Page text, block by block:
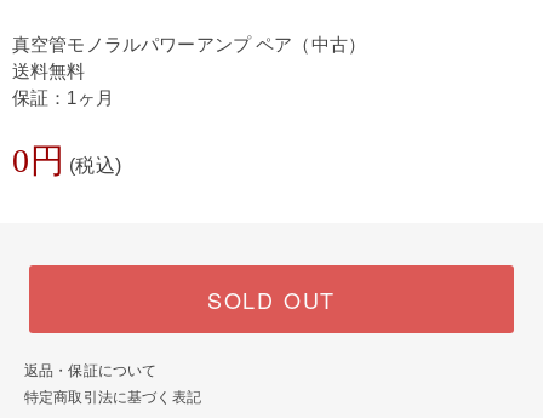
真空管モノラルパワーアンプ ペア（中古）
送料無料
保証：1ヶ月
0円 (税込)
SOLD OUT
返品・保証について
特定商取引法に基づく表記